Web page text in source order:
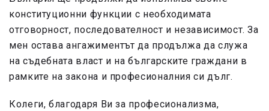
конституционни функции с необходимата
отговорност, последователност и независимост. За
мен остава ангажиментът да продължа да служа
на съдебната власт и на българските граждани в
рамките на закона и професионалния си дълг.
Колеги, благодаря Ви за професионализма,